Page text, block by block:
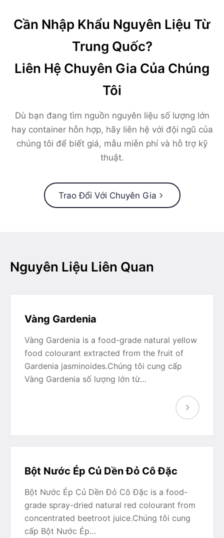
Cần Nhập Khẩu Nguyên Liệu Từ
Trung Quốc?
Liên Hệ Chuyên Gia Của Chúng
Tôi
Dù bạn đang tìm nguồn nguyên liệu số lượng lớn
hay container hỗn hợp, hãy liên hệ với đội ngũ của
chúng tôi để biết giá, mẫu miễn phí và hỗ trợ kỹ
thuật.
Trao Đổi Với Chuyên Gia
Nguyên Liệu Liên Quan
Vàng Gardenia
Vàng Gardenia is a food-grade natural yellow
food colourant extracted from the fruit of
Gardenia jasminoides.Chúng tôi cung cấp
Vàng Gardenia số lượng lớn từ…
Bột Nước Ép Củ Dền Đỏ Cô Đặc
Bột Nước Ép Củ Dền Đỏ Cô Đặc is a food-
grade spray-dried natural red colourant from
concentrated beetroot juice.Chúng tôi cung
cấp Bột Nước Ép…